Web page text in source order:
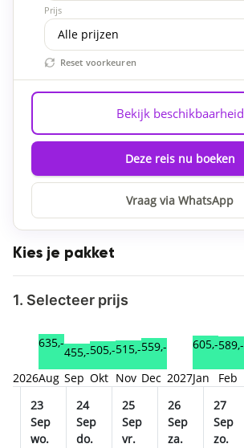
Prijs
Reset voorkeuren
Bekijk beschikbaarheid
Deze reis nu boeken
Vraag via WhatsApp
Kies je pakket
1. Selecteer prijs
2026
635,-
Aug
455,-
Sep
505,-
Okt
515,-
Nov
559,-
Dec 2027
605,-
Jan
589,-
Feb
23
Sep
wo.
24
Sep
do.
25
Sep
vr.
26
Sep
za.
27
Sep
zo.